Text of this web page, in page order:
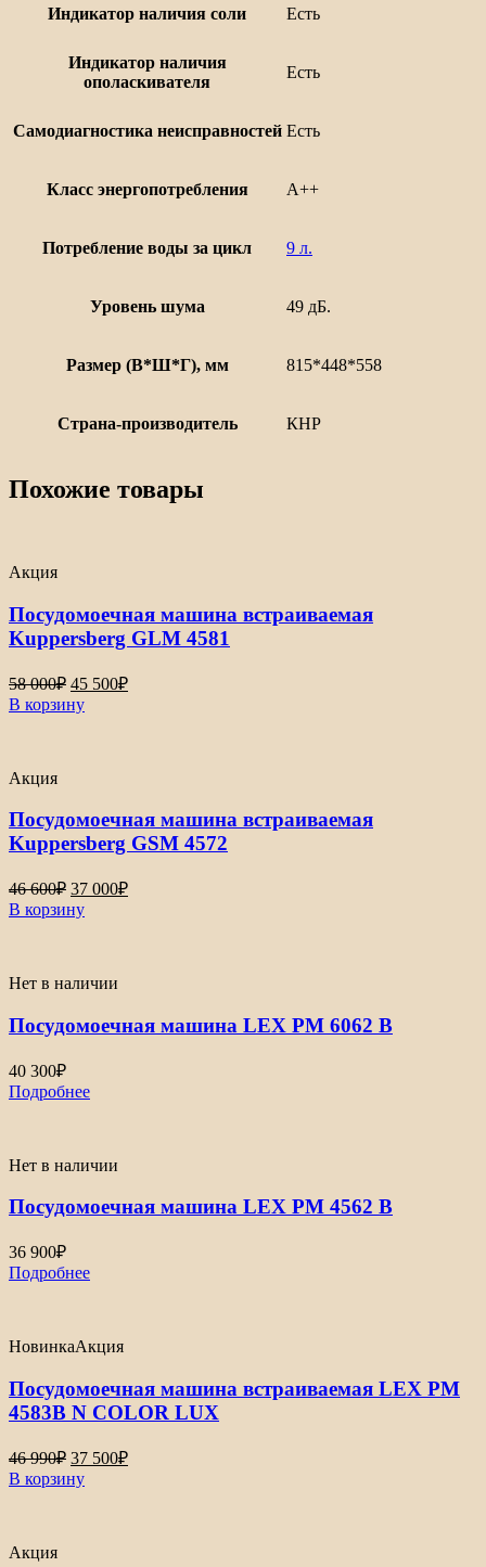
Индикатор наличия соли Есть
Индикатор наличия
ополаскивателя
Есть
Самодиагностика неисправностей Есть
Класс энергопотребления А++
Потребление воды за цикл 9 л.
Уровень шума 49 дБ.
Размер (В*Ш*Г), мм 815*448*558
Страна-производитель КНР
Похожие товары
Акция
Посудомоечная машина встраиваемая
Kuppersberg GLM 4581
58 000₽ 45 500₽
В корзину
Акция
Посудомоечная машина встраиваемая
Kuppersberg GSM 4572
46 600₽ 37 000₽
В корзину
Нет в наличии
Посудомоечная машина LEX PM 6062 B
40 300₽
Подробнее
Нет в наличии
Посудомоечная машина LEX PM 4562 B
36 900₽
Подробнее
НовинкаАкция
Посудомоечная машина встраиваемая LEX PM
4583B N COLOR LUX
46 990₽ 37 500₽
В корзину
Акция